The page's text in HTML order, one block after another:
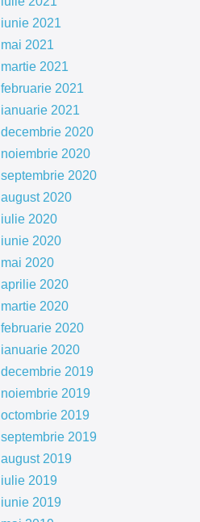
iunie 2021
mai 2021
martie 2021
februarie 2021
ianuarie 2021
decembrie 2020
noiembrie 2020
septembrie 2020
august 2020
iulie 2020
iunie 2020
mai 2020
aprilie 2020
martie 2020
februarie 2020
ianuarie 2020
decembrie 2019
noiembrie 2019
octombrie 2019
septembrie 2019
august 2019
iulie 2019
iunie 2019